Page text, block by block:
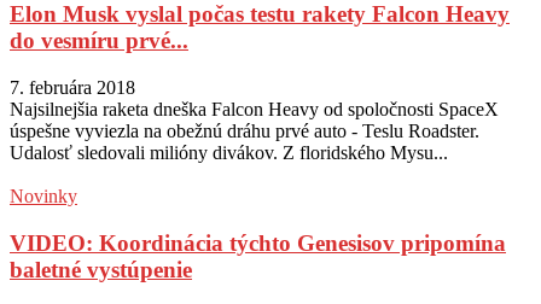
Elon Musk vyslal počas testu rakety Falcon Heavy
do vesmíru prvé...
7. februára 2018
Najsilnejšia raketa dneška Falcon Heavy od spoločnosti SpaceX
úspešne vyviezla na obežnú dráhu prvé auto - Teslu Roadster.
Udalosť sledovali milióny divákov. Z floridského Mysu...
Novinky
VIDEO: Koordinácia týchto Genesisov pripomína
baletné vystúpenie